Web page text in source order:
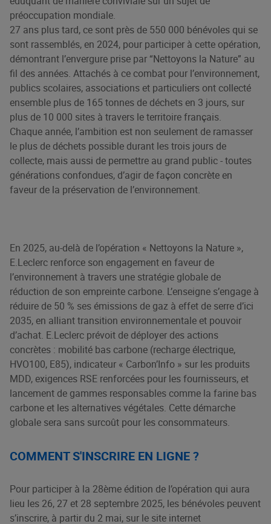
préoccupation mondiale.
27 ans plus tard, ce sont près de 550 000 bénévoles qui se
sont rassemblés, en 2024, pour participer à cette opération,
démontrant l’envergure prise par “Nettoyons la Nature” au
fil des années. Attachés à ce combat pour l’environnement,
publics scolaires, associations et particuliers ont collecté
ensemble plus de 165 tonnes de déchets en 3 jours, sur
plus de 10 000 sites à travers le territoire français.
Chaque année, l’ambition est non seulement de ramasser
le plus de déchets possible durant les trois jours de
collecte, mais aussi de permettre au grand public - toutes
générations confondues, d’agir de façon concrète en
faveur de la préservation de l’environnement.
En 2025, au-delà de l’opération « Nettoyons la Nature »,
E.Leclerc renforce son engagement en faveur de
l’environnement à travers une stratégie globale de
réduction de son empreinte carbone. L’enseigne s’engage à
réduire de 50 % ses émissions de gaz à effet de serre d’ici
2035, en alliant transition environnementale et pouvoir
d’achat. E.Leclerc prévoit de déployer des actions
concrètes : mobilité bas carbone (recharge électrique,
HVO100, E85), indicateur « Carbon’Info » sur les produits
MDD, exigences RSE renforcées pour les fournisseurs, et
lancement de gammes responsables comme la farine bas
carbone et les alternatives végétales. Cette démarche
globale sera sans surcoût pour les consommateurs.
COMMENT S'INSCRIRE EN LIGNE ?
Pour participer à la 28ème édition de l’opération qui aura
lieu les 26, 27 et 28 septembre 2025, les bénévoles peuvent
s’inscrire, à partir du 2 mai, sur le site internet